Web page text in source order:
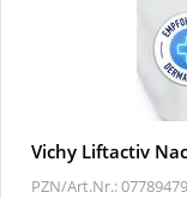
Vichy Liftactiv
PZN/Art.Nr.: